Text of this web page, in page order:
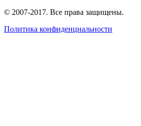
© 2007-2017. Все права защищены.
Политика конфиденциальности